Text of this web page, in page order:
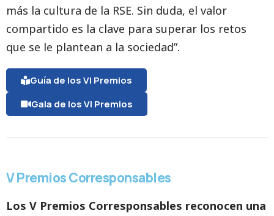
más la cultura de la RSE. Sin duda, el valor
compartido es la clave para superar los retos
que se le plantean a la sociedad”.
Guía de los VI Premios
Gala de los VI Premios
V Premios Corresponsables
Los V Premios Corresponsables reconocen una